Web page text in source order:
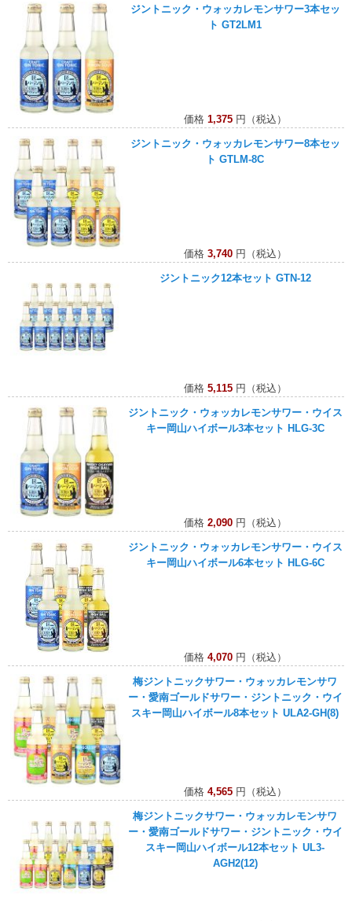
ジントニック・ウォッカレモンサワー3本セッ
ト GT2LM1
価格 1,375円（税込）
ジントニック・ウォッカレモンサワー8本セッ
ト GTLM-8C
価格 3,740円（税込）
ジントニック12本セット GTN-12
価格 5,115円（税込）
ジントニック・ウォッカレモンサワー・ウイス
キー岡山ハイボール3本セット HLG-3C
価格 2,090円（税込）
ジントニック・ウォッカレモンサワー・ウイス
キー岡山ハイボール6本セット HLG-6C
価格 4,070円（税込）
梅ジントニックサワー・ウォッカレモンサワ
ー・愛南ゴールドサワー・ジントニック・ウイ
スキー岡山ハイボール8本セット ULA2-GH(8)
価格 4,565円（税込）
梅ジントニックサワー・ウォッカレモンサワ
ー・愛南ゴールドサワー・ジントニック・ウイ
スキー岡山ハイボール12本セット UL3-
AGH2(12)